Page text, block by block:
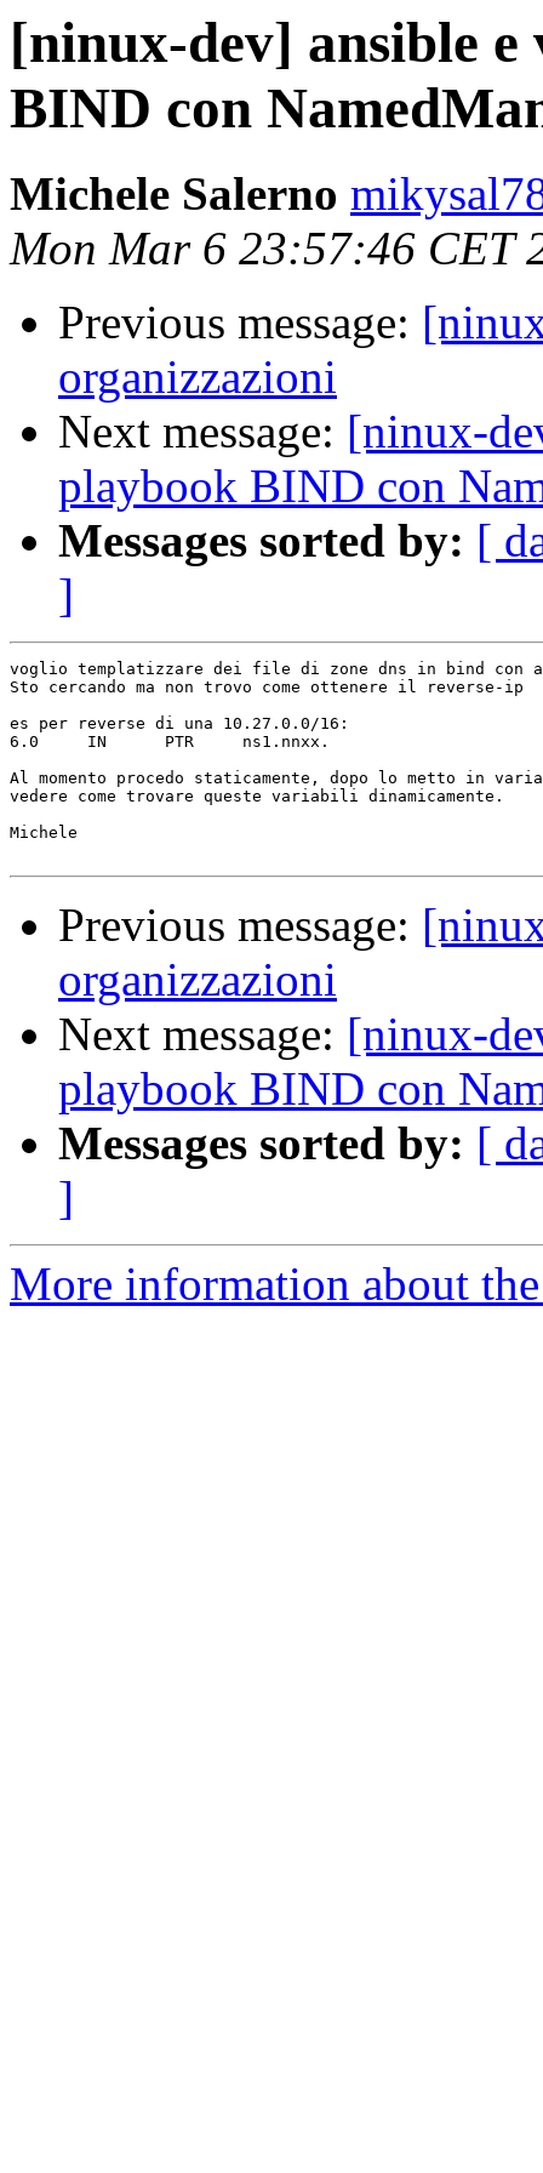
[ninux-dev] ansible
BIND con
Michele Salerno
Mon Mar 6 23:57:46 CET
Previous message:
organizzazioni
Next message: [ninux-
playbook BIND con
Messages sorted by: [
]
voglio templatizzare dei file di zone dns in bind con
Sto cercando ma non trovo come ottenere il reverse-ip
es per reverse di una 10.27.0.0/16:
6.0     IN      PTR     ns1.nnxx.
Al momento procedo staticamente, dopo lo metto in
vedere come trovare queste variabili dinamicamente.
Michele
Previous message:
organizzazioni
Next message: [ninux-
playbook BIND con
Messages sorted by: [
]
More information about